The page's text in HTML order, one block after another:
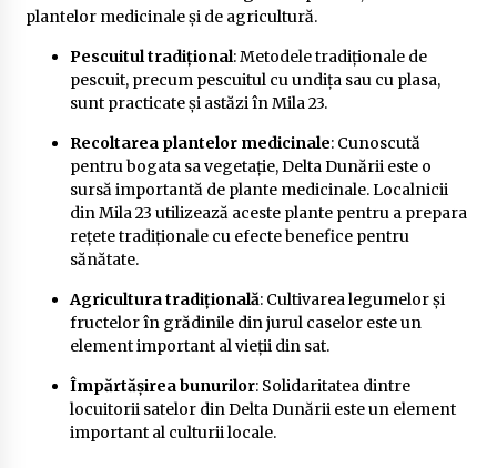
plantelor medicinale și de agricultură.
Pescuitul tradițional: Metodele tradiționale de
pescuit, precum pescuitul cu undița sau cu plasa,
sunt practicate și astăzi în Mila 23.
Recoltarea plantelor medicinale: Cunoscută
pentru bogata sa vegetație, Delta Dunării este o
sursă importantă de plante medicinale. Localnicii
din Mila 23 utilizează aceste plante pentru a prepara
rețete tradiționale cu efecte benefice pentru
sănătate.
Agricultura tradițională: Cultivarea legumelor și
fructelor în grădinile din jurul caselor este un
element important al vieții din sat.
Împărtășirea bunurilor: Solidaritatea dintre
locuitorii satelor din Delta Dunării este un element
important al culturii locale.